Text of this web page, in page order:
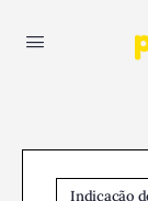
Indicação